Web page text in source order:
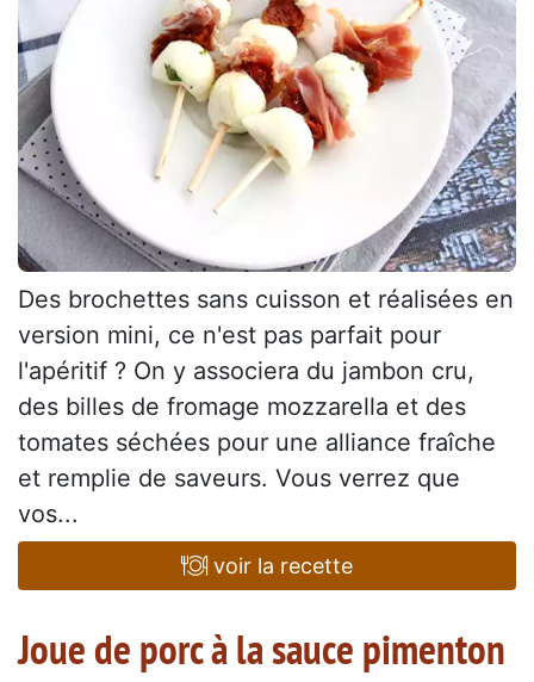
Des brochettes sans cuisson et réalisées en
version mini, ce n'est pas parfait pour
l'apéritif ? On y associera du jambon cru,
des billes de fromage mozzarella et des
tomates séchées pour une alliance fraîche
et remplie de saveurs. Vous verrez que
vos...
voir la recette
Joue de porc à la sauce pimenton